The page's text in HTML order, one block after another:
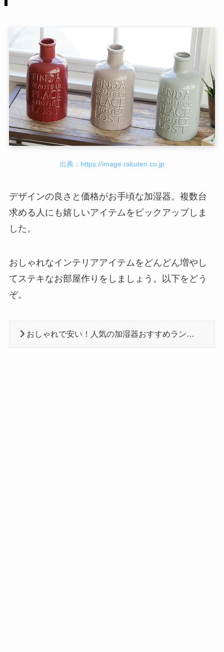
出典：https://image.rakuten.co.jp
デザインの良さと価格がお手頃な加湿器。複数台
求める人にも嬉しいアイテムをピックアップしま
した。
おしゃれなインテリアアイテムをどんどん増やし
てステキなお部屋作りをしましょう。以下をどう
ぞ。
おしゃれで安い！人気の加湿器おすすめランキング